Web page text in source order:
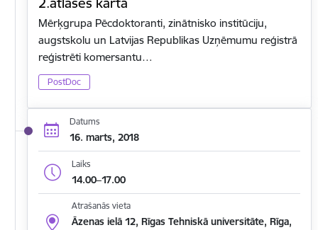
Mērķgrupa Pēcdoktoranti, zinātnisko institūciju,
augstskolu un Latvijas Republikas Uzņēmumu reģistrā
reģistrēti komersantu…
PostDoc
Datums
16. marts, 2018
Laiks
14.00–17.00
Atrašanās vieta
Āzenas ielā 12, Rīgas Tehniskā universitāte, Rīga,